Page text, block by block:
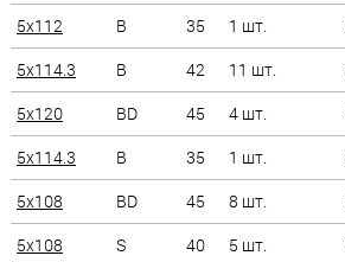
5x112
B 35 1 шт.
5x114.3
B 42 11 шт.
5x120
BD 45 4 шт.
5x114.3
B 35 1 шт.
5x108
BD 45 8 шт.
5x108
S 40 5 шт.